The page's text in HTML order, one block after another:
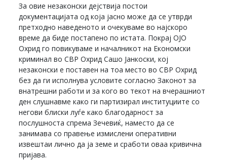
За овие незаконски дејствија постои
документацијата од која јасно може да се утврди
претходно наведеното и очекуваме во најскоро
време да биде постапено по истата. Покрај ОЈО
Охрид го повикуваме и началникот на Економски
криминал во СВР Охрид Сашо Јанкоски, кој
незаконски е поставен на тоа место во СВР Охрид
без да ги исполнува условите согласно Законот за
внатрешни работи и за кого во текот на вчерашниот
ден слушнавме како ги партизирал институциите со
негови блиски луѓе како благодарност за
послушноста спрема Зечевиќ, наместо да се
занимава со правење измислени оперативни
извештаи лично да ја земе и сработи оваа кривична
пријава.